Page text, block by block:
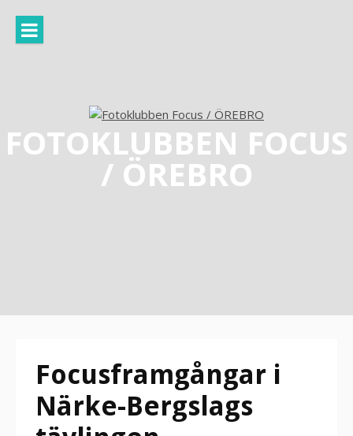
innehåll
FOTOKLUBBEN FOCUS
/ ÖREBRO
Focusframgångar i
Närke-Bergslags